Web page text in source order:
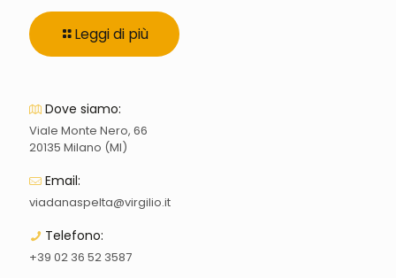
Leggi di più
Dove siamo:
Viale Monte Nero, 66
20135 Milano (MI)
Email:
viadanaspelta@virgilio.it
Telefono:
+39 02 36 52 3587